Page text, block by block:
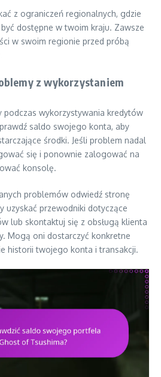
z ograniczeń regionalnych, gdzie
dostępne w twoim kraju. Zawsze
w swoim regionie przed próbą
z wykorzystaniem
podczas wykorzystywania kredytów
saldo swojego konta, aby
środki. Jeśli problem nadal
się i ponownie zalogować na
konsolę.
problemów odwiedź stronę
uzyskać przewodniki dotyczące
lub skontaktuj się z obsługą klienta
Mogą oni dostarczyć konkretne
historii twojego konta i transakcji.